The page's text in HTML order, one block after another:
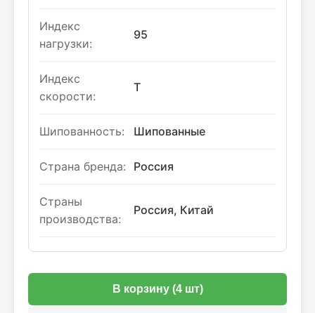
Индекс
нагрузки:
95
Индекс
скорости:
T
Шипованность: Шипованные
Страна бренда: Россия
Страны
производства:
Россия, Китай
В корзину (4 шт)